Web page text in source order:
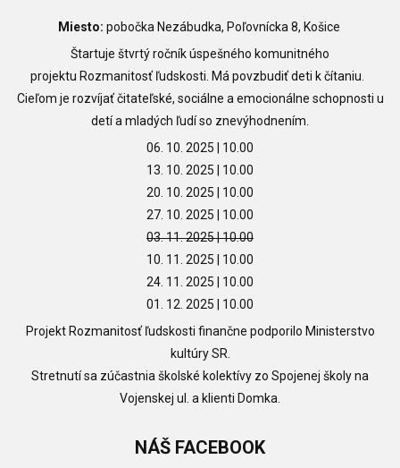
Miesto: pobočka Nezábudka, Poľovnícka 8, Košice
Štartuje štvrtý ročník úspešného komunitného
projektu Rozmanitosť ľudskosti. Má povzbudiť deti k čítaniu.
Cieľom je rozvíjať čitateľské, sociálne a emocionálne schopnosti u
detí a mladých ľudí so znevýhodnením.
06. 10. 2025 | 10.00
13. 10. 2025 | 10.00
20. 10. 2025 | 10.00
27. 10. 2025 | 10.00
03. 11. 2025 | 10.00
10. 11. 2025 | 10.00
24. 11. 2025 | 10.00
01. 12. 2025 | 10.00
Projekt Rozmanitosť ľudskosti finančne podporilo Ministerstvo
kultúry SR.
Stretnutí sa zúčastnia školské kolektívy zo Spojenej školy na
Vojenskej ul. a klienti Domka.
NÁŠ FACEBOOK